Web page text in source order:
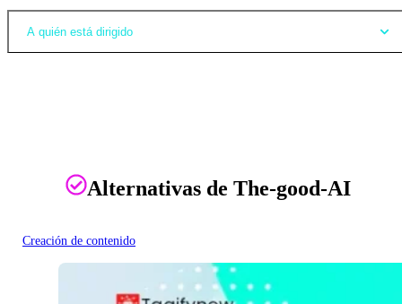
A quién está dirigido
Alternativas de The-good-AI
Creación de contenido